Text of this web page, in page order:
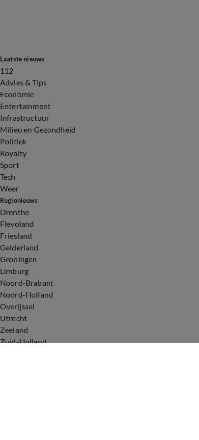
Laatste nieuws
112
Advies & Tips
Economie
Entertainment
Infrastructuur
Milieu en Gezondheid
Politiek
Royalty
Sport
Tech
Weer
Regionieuws
Drenthe
Flevoland
Friesland
Gelderland
Groningen
Limburg
Noord-Brabant
Noord-Holland
Overijssel
Utrecht
Zeeland
Zuid-Holland